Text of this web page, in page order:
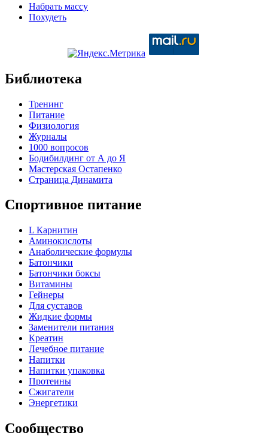
Набрать массу
Похудеть
Библиотека
Тренинг
Питание
Физиология
Журналы
1000 вопросов
Бодибилдинг от А до Я
Мастерская Остапенко
Страница Динамита
Спортивное питание
L Карнитин
Аминокислоты
Анаболические формулы
Батончики
Батончики боксы
Витамины
Гейнеры
Для суставов
Жидкие формы
Заменители питания
Креатин
Лечебное питание
Напитки
Напитки упаковка
Протеины
Сжигатели
Энергетики
Сообщество